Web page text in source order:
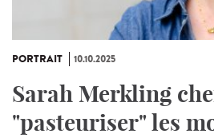
PORTRAIT 10.10.2025
Sarah Merkling
"pasteuriser" les